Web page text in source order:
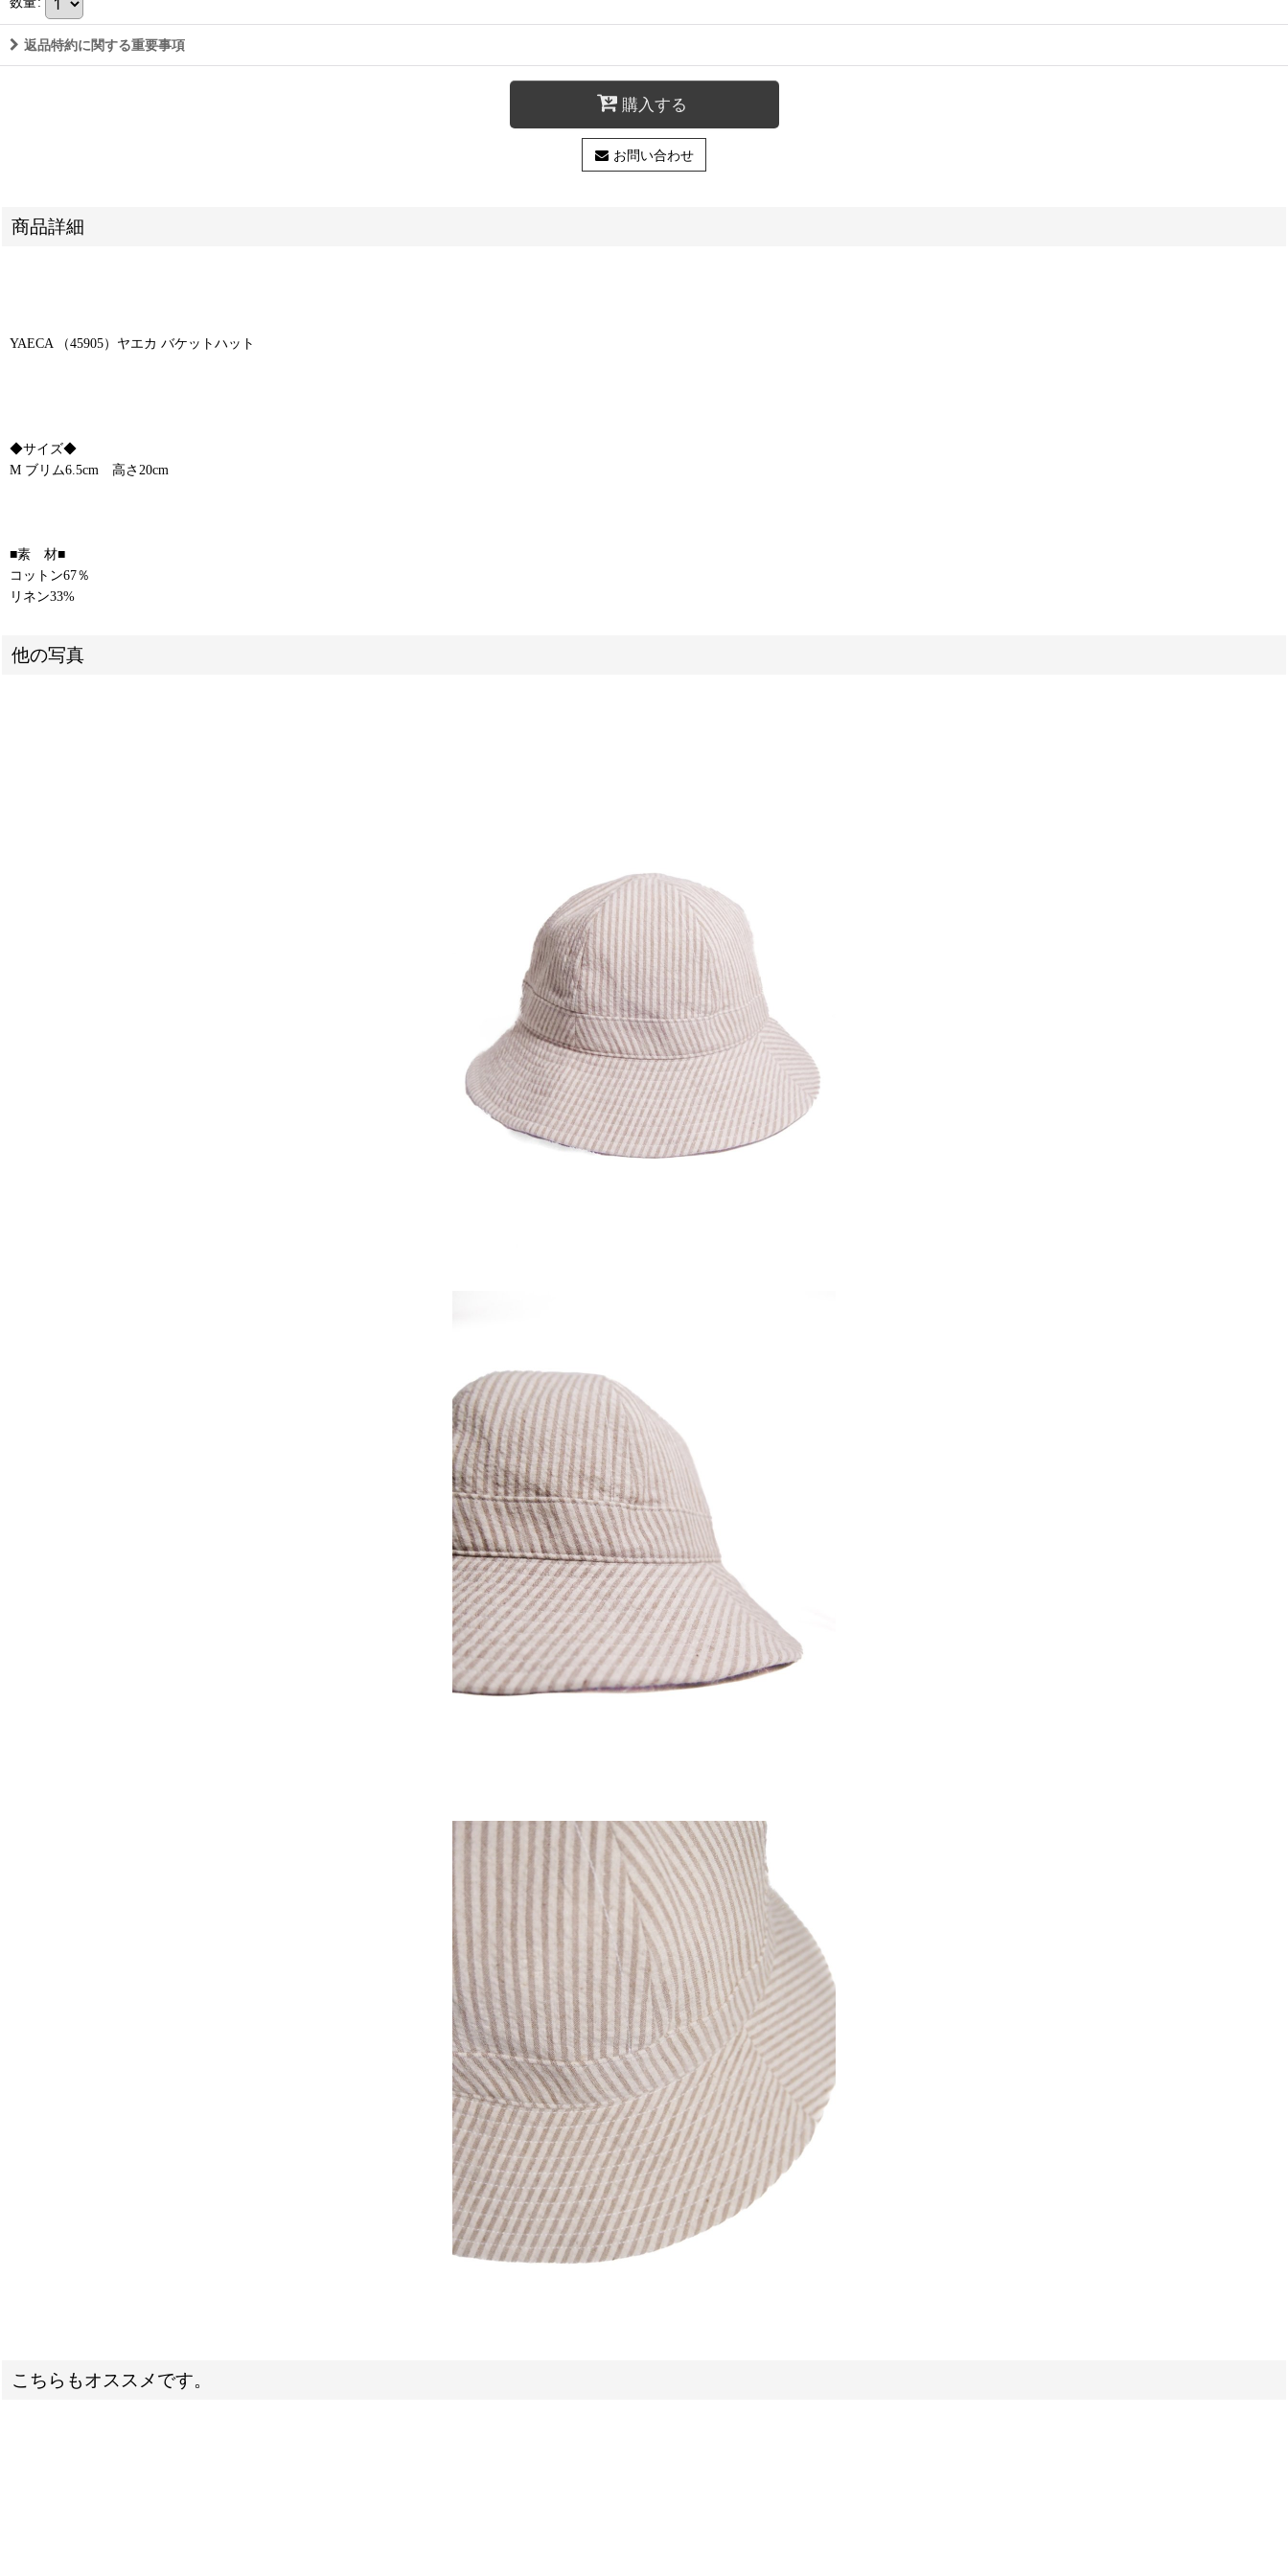
返品特約に関する重要事項
購入する
お問い合わせ
商品詳細
YAECA （45905）ヤエカ バケットハット
◆サイズ◆
M ブリム6.5cm 高さ20cm
■素 材■
コットン67％
リネン33%
他の写真
こちらもオススメです。